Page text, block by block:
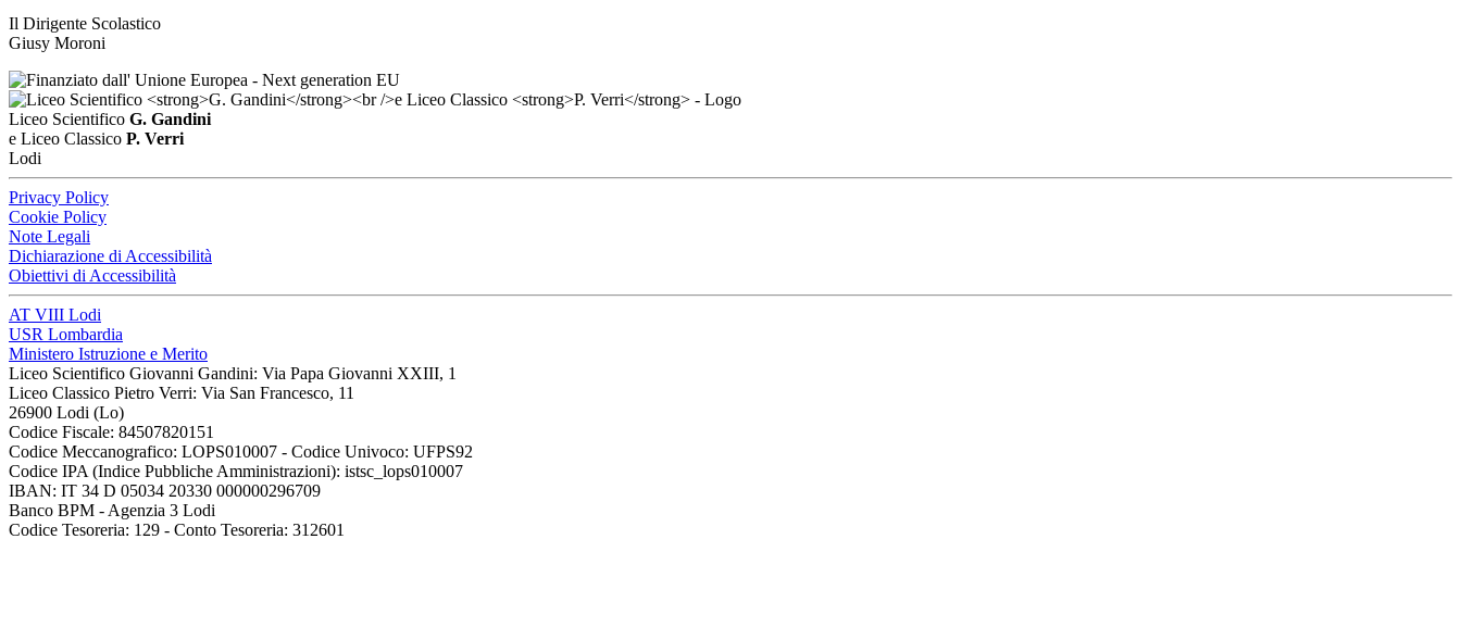
Il Dirigente Scolastico
Giusy Moroni
Liceo Scientifico G. Gandini
e Liceo Classico P. Verri
Lodi
Privacy Policy
Cookie Policy
Note Legali
Dichiarazione di Accessibilità
Obiettivi di Accessibilità
AT VIII Lodi
USR Lombardia
Ministero Istruzione e Merito
Liceo Scientifico Giovanni Gandini: Via Papa Giovanni XXIII, 1
Liceo Classico Pietro Verri: Via San Francesco, 11
26900 Lodi (Lo)
Codice Fiscale: 84507820151
Codice Meccanografico: LOPS010007 - Codice Univoco: UFPS92
Codice IPA (Indice Pubbliche Amministrazioni): istsc_lops010007
IBAN: IT 34 D 05034 20330 000000296709
Banco BPM - Agenzia 3 Lodi
Codice Tesoreria: 129 - Conto Tesoreria: 312601